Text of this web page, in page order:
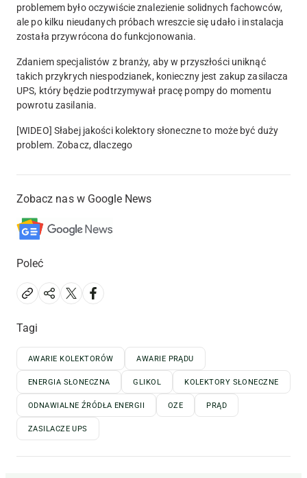
problemem było oczywiście znalezienie solidnych fachowców,
ale po kilku nieudanych próbach wreszcie się udało i instalacja
została przywrócona do funkcjonowania.
Zdaniem specjalistów z branży, aby w przyszłości uniknąć
takich przykrych niespodzianek, konieczny jest zakup zasilacza
UPS, który będzie podtrzymywał pracę pompy do momentu
powrotu zasilania.
[WIDEO] Słabej jakości kolektory słoneczne to może być duży
problem. Zobacz, dlaczego
Zobacz nas w Google News
Poleć
Tagi
AWARIE KOLEKTORÓW AWARIE PRĄDU
ENERGIA SŁONECZNA GLIKOL KOLEKTORY SŁONECZNE
ODNAWIALNE ŹRÓDŁA ENERGII OZE PRĄD
ZASILACZE UPS